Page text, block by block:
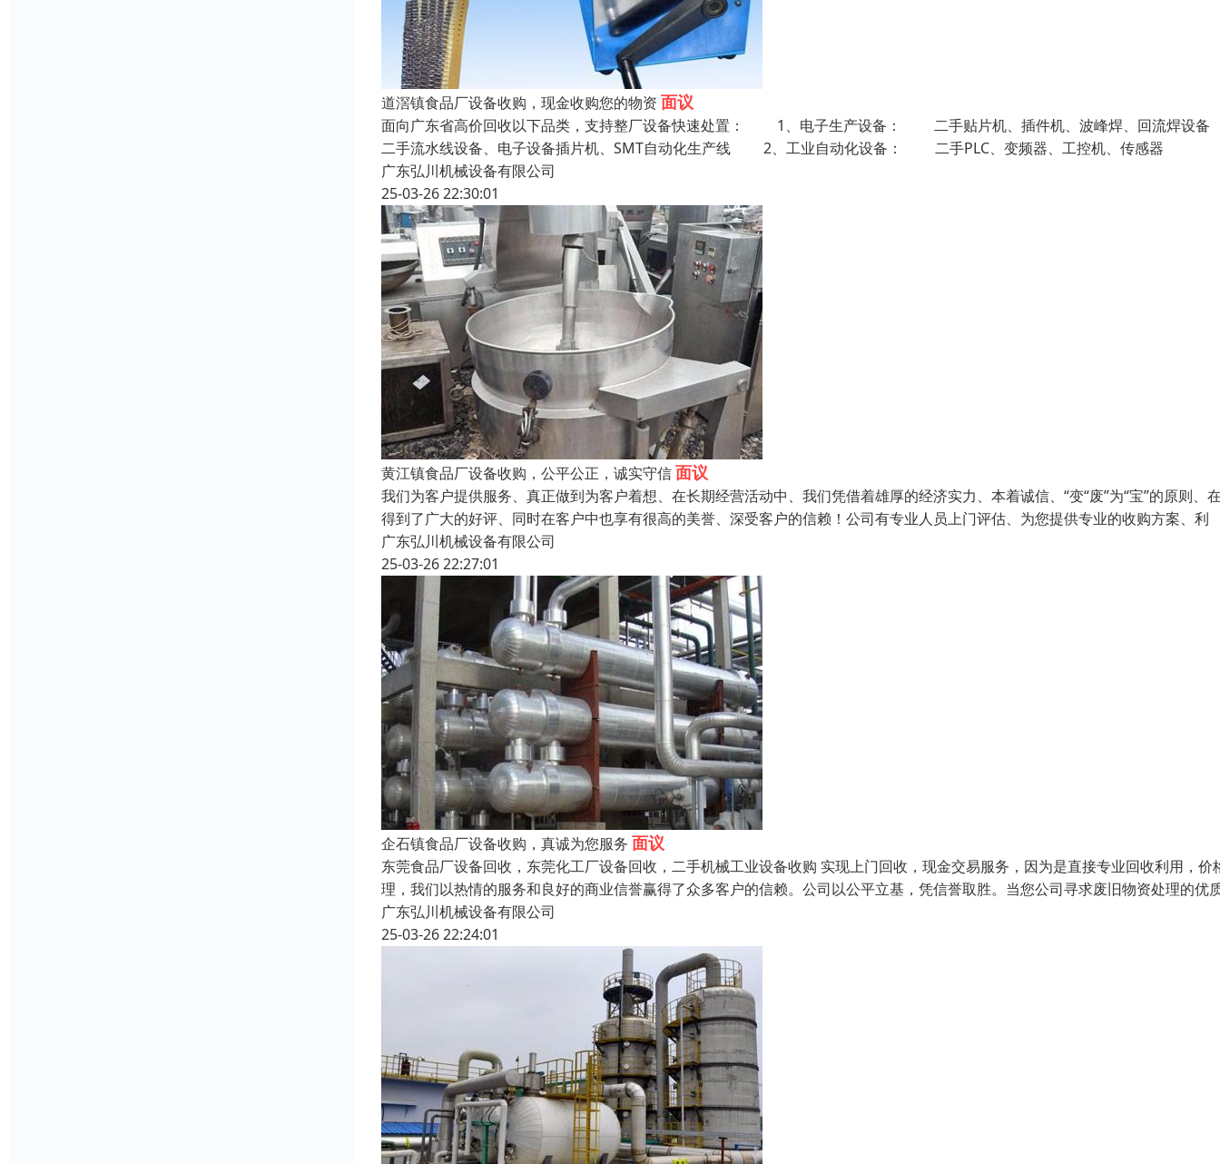
道滘镇食品厂设备收购，现金收购您的物资 面议
面向广东省高价回收以下品类，支持整厂设备快速处置： 1、电子生产设备： 二手贴片机、插件机、波峰焊、回流焊
二手流水线设备、电子设备插片机、SMT自动化生产线 2、工业自动化设备： 二手PLC、变频器、工控机、传感器
广东弘川机械设备有限公司
25-03-26 22:30:01
黄江镇食品厂设备收购，公平公正，诚实守信面议
我们为客户提供服务、真正做到为客户着想、在长期经营活动中、我们凭借着雄厚的经济实力、本着诚信、“变“废”为“宝”的原则、
得到了广大的好评、同时在客户中也享有很高的美誉、深受客户的信赖！公司有专业人员上门评估、为您提供专业的收购方案、利
广东弘川机械设备有限公司
25-03-26 22:27:01
企石镇食品厂设备收购，真诚为您服务 面议
东莞食品厂设备回收，东莞化工厂设备回收，二手机械工业设备收购 实现上门回收，现金交易服务，因为是直接专业回收利用，价
理，我们以热情的服务和良好的商业信誉赢得了众多客户的信赖。公司以公平立基，凭信誉取胜。当您公司寻求废旧物资处理的优
广东弘川机械设备有限公司
25-03-26 22:24:01